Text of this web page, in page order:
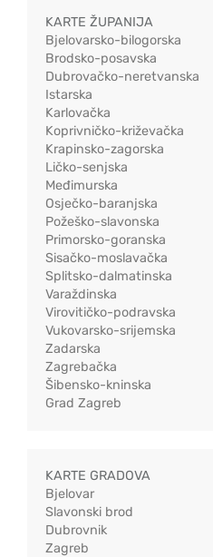
KARTE ŽUPANIJA
Bjelovarsko-bilogorska
Brodsko-posavska
Dubrovačko-neretvanska
Istarska
Karlovačka
Koprivničko-križevačka
Krapinsko-zagorska
Ličko-senjska
Međimurska
Osječko-baranjska
Požeško-slavonska
Primorsko-goranska
Sisačko-moslavačka
Splitsko-dalmatinska
Varaždinska
Virovitičko-podravska
Vukovarsko-srijemska
Zadarska
Zagrebačka
Šibensko-kninska
Grad Zagreb
KARTE GRADOVA
Bjelovar
Slavonski brod
Dubrovnik
Zagreb